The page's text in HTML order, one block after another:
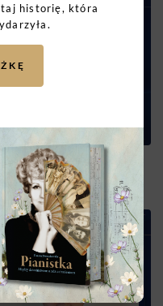
Mak
więcej
historię, która